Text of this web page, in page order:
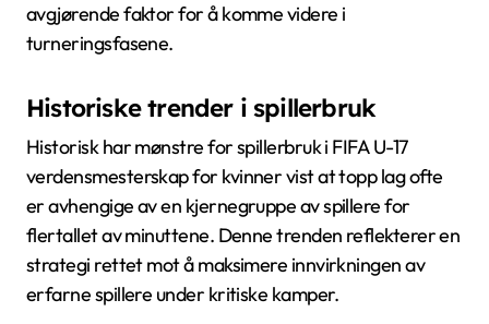
avgjørende faktor for å komme videre i
turneringsfasene.
Historiske trender i spillerbruk
Historisk har mønstre for spillerbruk i FIFA U-17
verdensmesterskap for kvinner vist at topp lag ofte
er avhengige av en kjernegruppe av spillere for
flertallet av minuttene. Denne trenden reflekterer en
strategi rettet mot å maksimere innvirkningen av
erfarne spillere under kritiske kamper.